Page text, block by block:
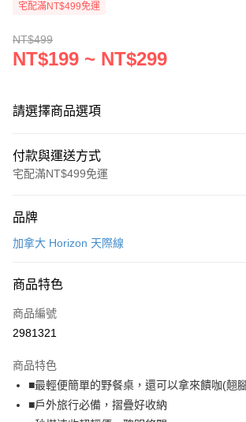
宅配滿NT$499免運
NT$499
NT$199 ~ NT$299
請選擇商品選項
付款與運送方式
宅配滿NT$499免運
信用卡一次付款
Apple Pay
街口支付
Google Pay
AFTEE先享後付
品牌
加拿大 Horizon 天際線
商品特色
商品編號
2981321
商品特色
■最輕便簡單的野餐桌，還可以拿來饋咖(翹
■戶外旅行必備，摺疊好收納